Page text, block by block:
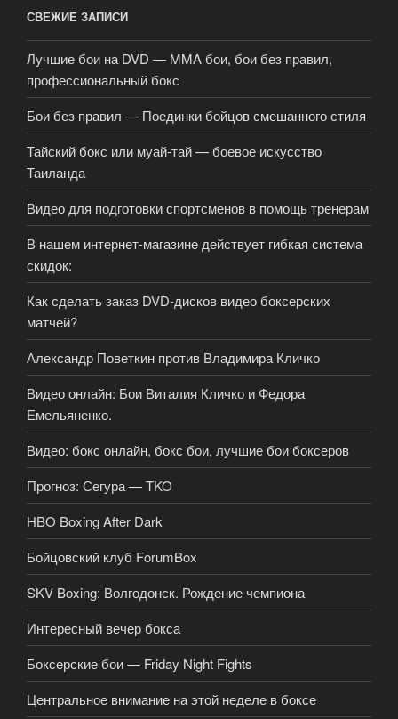
СВЕЖИЕ ЗАПИСИ
Лучшие бои на DVD — MMA бои, бои без правил,
профессиональный бокс
Бои без правил — Поединки бойцов смешанного стиля
Тайский бокс или муай-тай — боевое искусство
Таиланда
Видео для подготовки спортсменов в помощь тренерам
В нашем интернет-магазине действует гибкая система
скидок:
Как сделать заказ DVD-дисков видео боксерских
матчей?
Александр Поветкин против Владимира Кличко
Видео онлайн: Бои Виталия Кличко и Федора
Емельяненко.
Видео: бокс онлайн, бокс бои, лучшие бои боксеров
Прогноз: Сегура — TKO
HBO Boxing After Dark
Бойцовский клуб ForumBox
SKV Boxing: Волгодонск. Рождение чемпиона
Интересный вечер бокса
Боксерские бои — Friday Night Fights
Центральное внимание на этой неделе в боксе